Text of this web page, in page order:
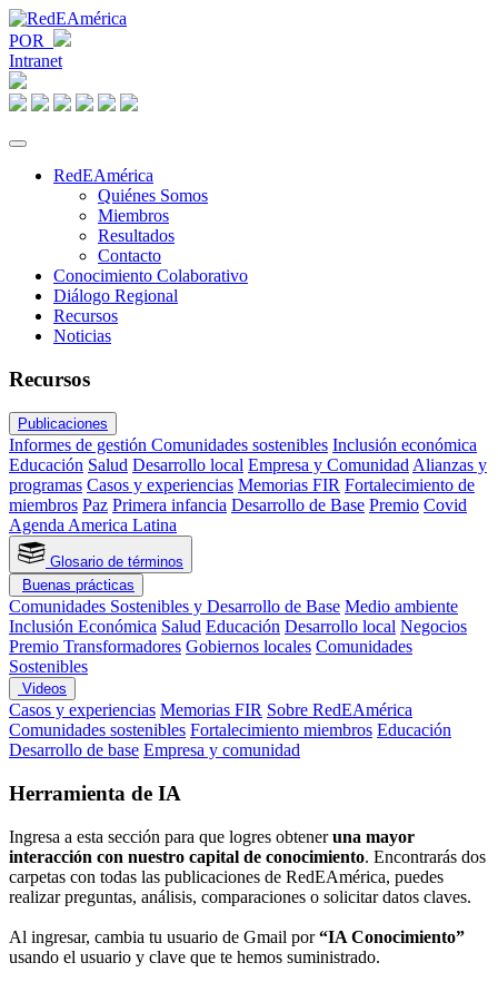
POR
Intranet
RedEAmérica
Quiénes Somos
Miembros
Resultados
Contacto
Conocimiento Colaborativo
Diálogo Regional
Recursos
Noticias
Recursos
Publicaciones
Informes de gestión Comunidades sostenibles Inclusión económica
Educación Salud Desarrollo local Empresa y ComunidadAlianzas y
programas Casos y experiencias Memorias FIR Fortalecimiento de
miembros Paz Primera infancia Desarrollo de Base Premio Covid
Agenda America Latina
Glosario de términos
Buenas prácticas
Comunidades Sostenibles y Desarrollo de Base Medio ambiente
Inclusión Económica Salud Educación Desarrollo local Negocios
Premio Transformadores Gobiernos locales Comunidades
Sostenibles
Videos
Casos y experiencias Memorias FIR Sobre RedEAmérica
Comunidades sostenibles Fortalecimiento miembros Educación
Desarrollo de base Empresa y comunidad
Herramienta de IA
Ingresa a esta sección para que logres obteneruna mayor
interacción con nuestro capital de conocimiento. Encontrarás dos
carpetas con todas las publicaciones de RedEAmérica, puedes
realizar preguntas, análisis, comparaciones o solicitar datos claves.
Al ingresar, cambia tu usuario de Gmail por“IA Conocimiento”
usando el usuario y clave que te hemos suministrado.